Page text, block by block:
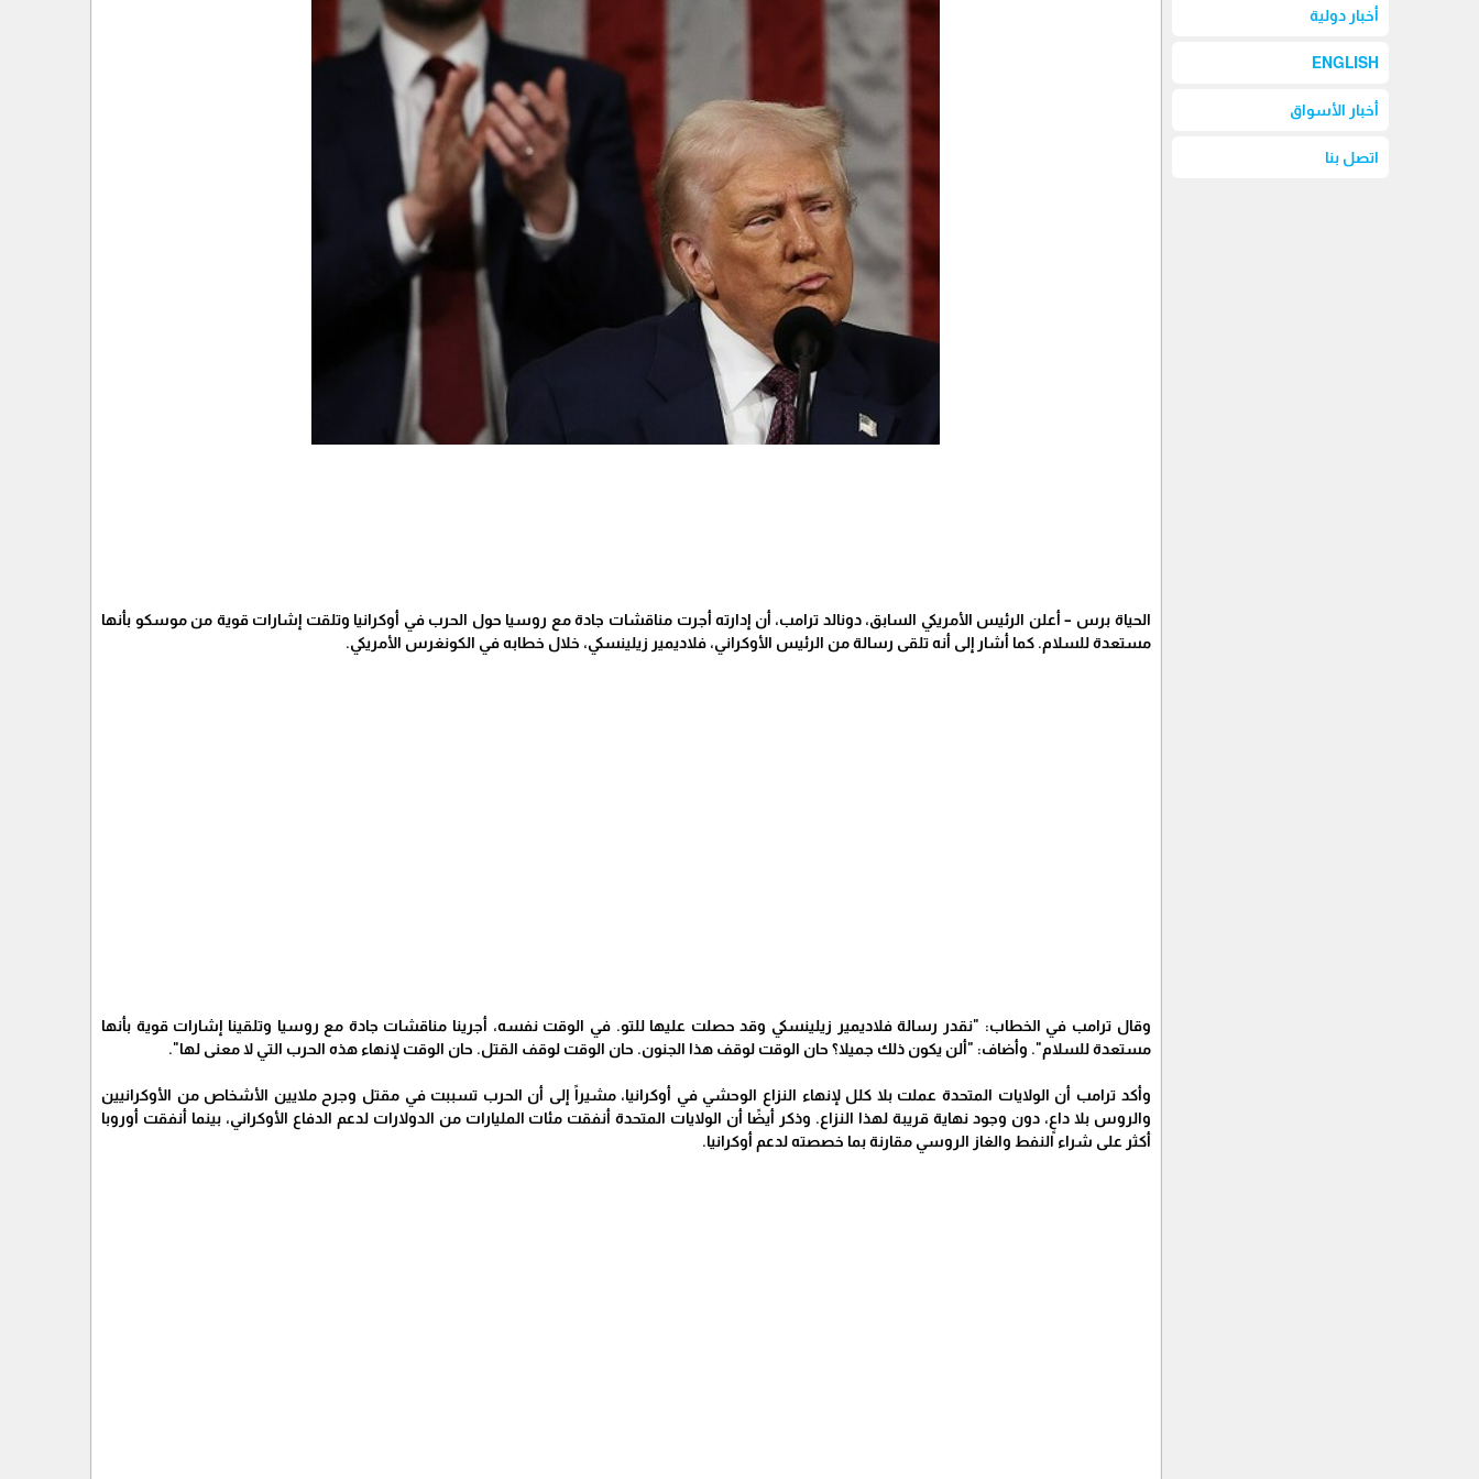
أخبار دولية
ENGLISH
أخبار الأسواق
اتصل بنا
الحياة برس – أعلن الرئيس الأمريكي السابق، دونالد ترامب، أن إدارته أجرت مناقشات جادة مع روسيا حول الحرب في أوكرانيا وتلقت إشارات قوية من موسكو بأنها
مستعدة للسلام. كما أشار إلى أنه تلقى رسالة من الرئيس الأوكراني، فلاديمير زيلينسكي، خلال خطابه في الكونغرس الأمريكي.
وقال ترامب في الخطاب: "نقدر رسالة فلاديمير زيلينسكي وقد حصلت عليها للتو. في الوقت نفسه، أجرينا مناقشات جادة مع روسيا وتلقينا إشارات قوية بأنها
مستعدة للسلام". وأضاف: "ألن يكون ذلك جميلا؟ حان الوقت لوقف هذا الجنون. حان الوقت لوقف القتل. حان الوقت لإنهاء هذه الحرب التي لا معنى لها".
وأكد ترامب أن الولايات المتحدة عملت بلا كلل لإنهاء النزاع الوحشي في أوكرانيا، مشيراً إلى أن الحرب تسببت في مقتل وجرح ملايين الأشخاص من الأوكرانيين
والروس بلا داعٍ، دون وجود نهاية قريبة لهذا النزاع. وذكر أيضًا أن الولايات المتحدة أنفقت مئات المليارات من الدولارات لدعم الدفاع الأوكراني، بينما أنفقت أوروبا
أكثر على شراء النفط والغاز الروسي مقارنة بما خصصته لدعم أوكرانيا.